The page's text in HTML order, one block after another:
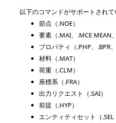
以下のコマンドがサポートされて
節点（.NOE）
要素（.MAI、.MCE MEAN
プロパティ（.PHP、.BPR
材料（.MAT）
荷重（.CLM）
座標系（.FRA）
出力リクエスト（.SAI）
前提（.HYP）
エンティティセット（.SEL